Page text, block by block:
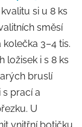
si u 8 ks
směsí
3–4 tis.
ložisek i s 8 ks
bruslí
s prací a
U
vnitřní botičku